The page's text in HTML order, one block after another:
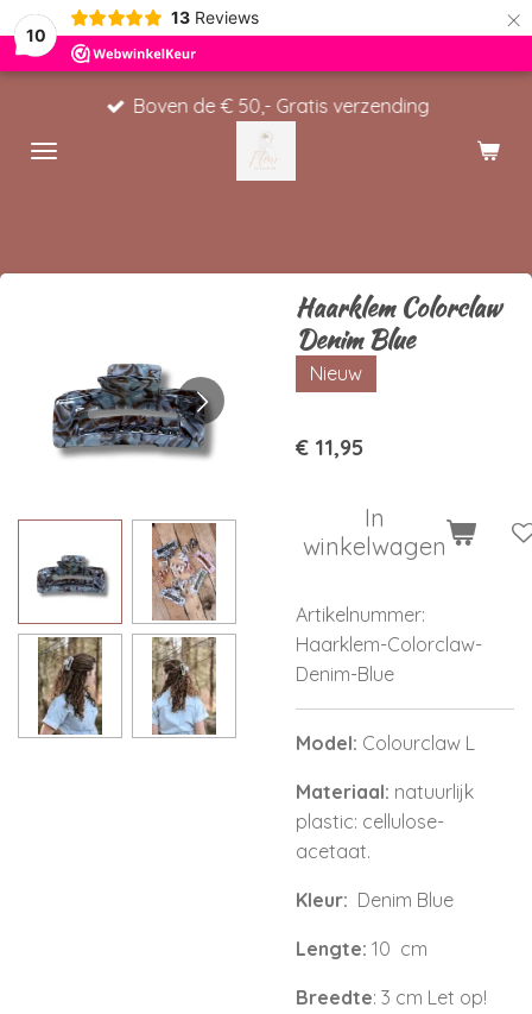
10
13 Reviews ×
Boven de € 50,- Gratis verzending
Haarklem Colorclaw
Denim Blue
Nieuw
€ 11,95
In
winkelwagen
Artikelnummer:
Haarklem-Colorclaw-
Denim-Blue
Model: Colourclaw L
Materiaal: natuurlijk
plastic: cellulose-
acetaat.
Kleur: Denim Blue
Lengte: 10 cm
Breedte: 3 cm Let op!